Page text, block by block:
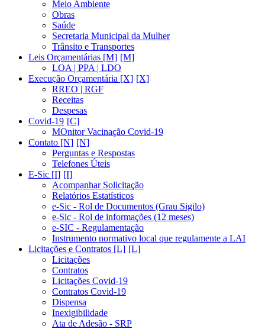
Meio Ambiente
Obras
Saúde
Secretaria Municipal da Mulher
Trânsito e Transportes
Leis Orçamentárias [M]
LOA | PPA | LDO
Execução Orçamentária [X]
RREO | RGF
Receitas
Despesas
Covid-19
MOnitor Vacinação Covid-19
Contato [N]
Perguntas e Respostas
Telefones Úteis
E-Sic [I]
Acompanhar Solicitação
Relatórios Estatísticos
e-Sic - Rol de Documentos (Grau Sigilo)
e-Sic - Rol de informações (12 meses)
e-SIC - Regulamentação
Instrumento normativo local que regulamente a LAI
Licitações e Contratos [L]
Licitações
Contratos
Licitações Covid-19
Contratos Covid-19
Dispensa
Inexigibilidade
Ata de Adesão - SRP